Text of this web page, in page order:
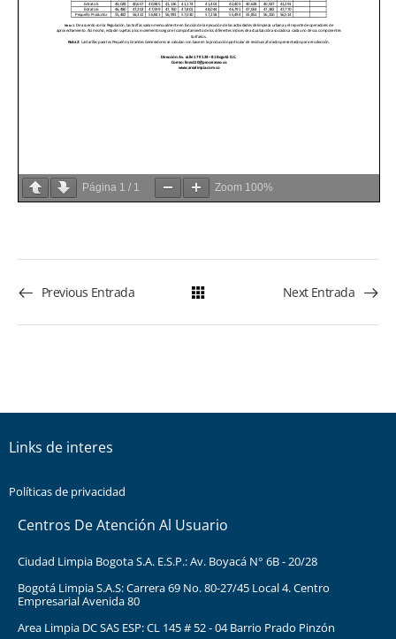
Página 1 / 1 Zoom 100%
Previous Entrada Next Entrada
Links de interes
Políticas de privacidad
Centros De Atención Al Usuario
Ciudad Limpia Bogota S.A. E.S.P.: Av. Boyacá N° 6B - 20/28
Bogotá Limpia S.A.S: Carrera 69 No. 80-27/45 Local 4. Centro
Empresarial Avenida 80
Area Limpia DC SAS ESP: CL 145 # 52 - 04 Barrio Prado Pinzón